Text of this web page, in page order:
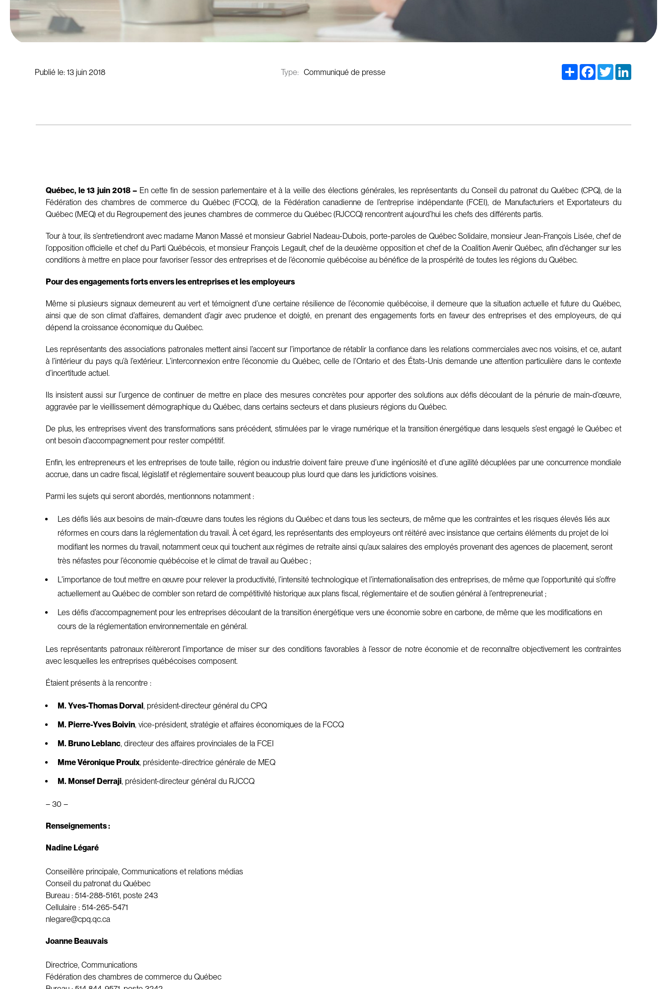
Publié le: 13 juin 2018 Type: Communiqué de presse Share Facebook
Twitter
Québec, le 13 juin 2018 –En cette fin de session parlementaire et à la veille des élections générales, les représentants du Conseil du patronat du Québec (CPQ), de la
Fédération des chambres de commerce du Québec (FCCQ), de la Fédération canadienne de l’entreprise indépendante (FCEI), de Manufacturiers et Exportateurs du
Québec (MEQ) et du Regroupement des jeunes chambres de commerce du Québec (RJCCQ) rencontrent aujourd’hui les chefs des différents partis.
Tour à tour, ils s’entretiendront avec madame Manon Massé et monsieur Gabriel Nadeau-Dubois, porte-paroles de Québec Solidaire, monsieur Jean-François Lisée, chef de
l’opposition officielle et chef du Parti Québécois, et monsieur François Legault, chef de la deuxième opposition et chef de la Coalition Avenir Québec, afin d’échanger sur les
conditions à mettre en place pour favoriser l’essor des entreprises et de l’économie québécoise au bénéfice de la prospérité de toutes les régions du Québec.
Pour des engagements forts envers les entreprises et les employeurs
Même si plusieurs signaux demeurent au vert et témoignent d’une certaine résilience de l’économie québécoise, il demeure que la situation actuelle et future du Québec,
ainsi que de son climat d’affaires, demandent d’agir avec prudence et doigté, en prenant des engagements forts en faveur des entreprises et des employeurs, de qui
dépend la croissance économique du Québec.
Les représentants des associations patronales mettent ainsi l’accent sur l’importance de rétablir la confiance dans les relations commerciales avec nos voisins, et ce, autant
à l’intérieur du pays qu’à l’extérieur. L’interconnexion entre l’économie du Québec, celle de l’Ontario et des États-Unis demande une attention particulière dans le contexte
d’incertitude actuel.
Ils insistent aussi sur l’urgence de continuer de mettre en place des mesures concrètes pour apporter des solutions aux défis découlant de la pénurie de main-d’œuvre,
aggravée par le vieillissement démographique du Québec, dans certains secteurs et dans plusieurs régions du Québec.
De plus, les entreprises vivent des transformations sans précédent, stimulées par le virage numérique et la transition énergétique dans lesquels s’est engagé le Québec et
ont besoin d’accompagnement pour rester compétitif.
Enfin, les entrepreneurs et les entreprises de toute taille, région ou industrie doivent faire preuve d’une ingéniosité et d’une agilité décuplées par une concurrence mondiale
accrue, dans un cadre fiscal, législatif et réglementaire souvent beaucoup plus lourd que dans les juridictions voisines.
Parmi les sujets qui seront abordés, mentionnons notamment :
Les défis liés aux besoins de main-d’œuvre dans toutes les régions du Québec et dans tous les secteurs, de même que les contraintes et les risques élevés liés aux
réformes en cours dans la réglementation du travail. À cet égard, les représentants des employeurs ont réitéré avec insistance que certains éléments du projet de loi
modifiant les normes du travail, notamment ceux qui touchent aux régimes de retraite ainsi qu’aux salaires des employés provenant des agences de placement, seront
très néfastes pour l’économie québécoise et le climat de travail au Québec ;
L’importance de tout mettre en œuvre pour relever la productivité, l’intensité technologique et l’internationalisation des entreprises, de même que l’opportunité qui s’offre
actuellement au Québec de combler son retard de compétitivité historique aux plans fiscal, réglementaire et de soutien général à l’entrepreneuriat ;
Les défis d’accompagnement pour les entreprises découlant de la transition énergétique vers une économie sobre en carbone, de même que les modifications en
cours de la réglementation environnementale en général.
Les représentants patronaux réitèreront l’importance de miser sur des conditions favorables à l’essor de notre économie et de reconnaître objectivement les contraintes
avec lesquelles les entreprises québécoises composent.
Étaient présents à la rencontre :
M. Yves-Thomas Dorval, président-directeur général du CPQ
M. Pierre-Yves Boivin, vice-président, stratégie et affaires économiques de la FCCQ
M. Bruno Leblanc, directeur des affaires provinciales de la FCEI
Mme Véronique Proulx, présidente-directrice générale de MEQ
M. Monsef Derraji, président-directeur général du RJCCQ
– 30 –
Renseignements :
Nadine Légaré
Conseillère principale, Communications et relations médias
Conseil du patronat du Québec
Bureau : 514-288-5161, poste 243
Cellulaire : 514-265-5471
nlegare@cpq.qc.ca
Joanne Beauvais
Directrice, Communications
Fédération des chambres de commerce du Québec